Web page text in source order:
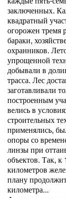
заключенных.
квадратный
огорожен тремя
бараки,
охранников.
упрощенной
добывали в
трасса. Лес
заготавливали
построенным
велись в
строительных
применялись,
опоры со
линзы при
объектов. Так,
километров
плану
километра...